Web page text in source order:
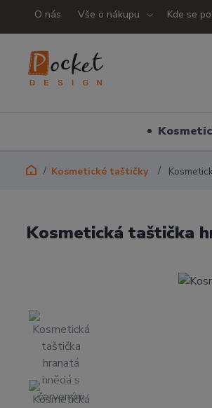
O nás Vše o nákupu Kde se
Kosmetické taštičky
Kosmetická taštička